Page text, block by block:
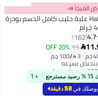
الميجا 📣
Haley علبة حليب كامل الدسم بودرة
4.7
162

15
20% OFF
|
#23 في حليب وكريم
أقل سعر في السنة
بتخلّص بسرعة
#23 في حليب وكريم
+ 1
يوصلك في58 دقيقة